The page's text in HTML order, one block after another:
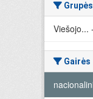
Grupės
Viešojo... -
Gairės